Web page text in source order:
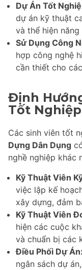
Dự Án Tốt
dự án kỹ thuật
và thể hiện
Sử Dụng Công
hợp công nghệ
cần thiết cho
Định
Tốt Nghiệp
Các sinh viên tốt
Dựng Dân Dụng
nghề nghiệp khác
Kỹ Thuật Viên
việc lập kế
xây dựng, đảm
Kỹ Thuật Viên
hiện các cuộc
và chuẩn bị các
Điều Phối Dự Án:
ngân sách dự